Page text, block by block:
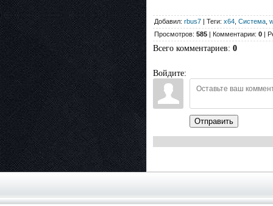
Добавил: rbus7 | Теги: x64 Система
Просмотров: 585 | Комментарии: 0 |
Всего комментариев: 0
Войдите:
Отправить